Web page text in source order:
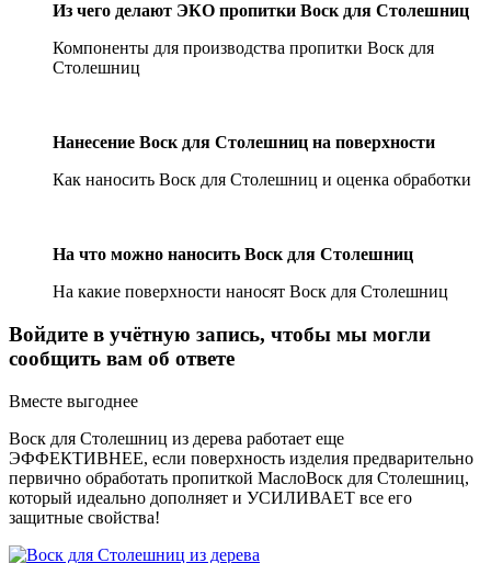
Из чего делают ЭКО пропитки Воск для Столешниц
Компоненты для производства пропитки Воск для
Столешниц
Нанесение Воск для Столешниц на поверхности
Как наносить Воск для Столешниц и оценка обработки
На что можно наносить Воск для Столешниц
На какие поверхности наносят Воск для Столешниц
Войдите в учётную запись, чтобы мы могли
сообщить вам об ответе
Вместе выгоднее
Воск для Столешниц из дерева работает еще
ЭФФЕКТИВНЕЕ, если поверхность изделия предварительно
первично обработать пропиткой МаслоВоск для Столешниц,
который идеально дополняет и УСИЛИВАЕТ все его
защитные свойства!